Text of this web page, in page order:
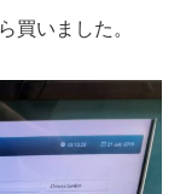
買いました。